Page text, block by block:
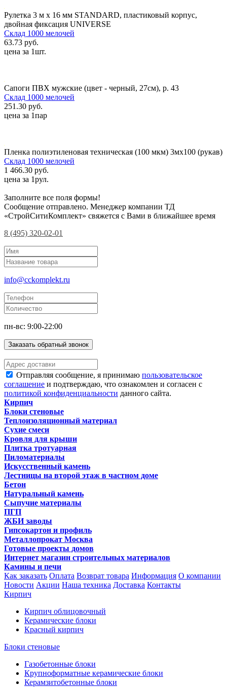
Рулетка 3 м х 16 мм STANDARD, пластиковый корпус,
двойная фиксация UNIVERSE
Склад 1000 мелочей
63.73 руб.
цена за 1шт.
Сапоги ПВХ мужские (цвет - черный, 27см), р. 43
Склад 1000 мелочей
251.30 руб.
цена за 1пар
Пленка полиэтиленовая техническая (100 мкм) 3мх100 (рукав)
Склад 1000 мелочей
1 466.30 руб.
цена за 1рул.
Заполните все поля формы!
Сообщение отправлено. Менеджер компании ТД
«СтройСитиКомплект» свяжется с Вами в ближайшее время
8 (495) 320-02-01
info@cckomplekt.ru
пн-вс: 9:00-22:00
Заказать обратный звонок
Отправляя сообщение, я принимаю пользовательское
соглашение и подтверждаю, что ознакомлен и согласен с
политикой конфиденциальности данного сайта.
Кирпич
Блоки стеновые
Теплоизоляционный материал
Сухие смеси
Кровля для крыши
Плитка тротуарная
Пиломатериалы
Искусственный камень
Лестницы на второй этаж в частном доме
Бетон
Натуральный камень
Сыпучие материалы
ПГП
ЖБИ заводы
Гипсокартон и профиль
Металлопрокат Москва
Готовые проекты домов
Интернет магазин строительных материалов
Камины и печи
Как заказать Оплата Возврат товара Информация О компании
Новости Акции Наша техника Доставка Контакты
Кирпич
Кирпич облицовочный
Керамические блоки
Красный кирпич
Блоки стеновые
Газобетонные блоки
Крупноформатные керамические блоки
Керамзитобетонные блоки